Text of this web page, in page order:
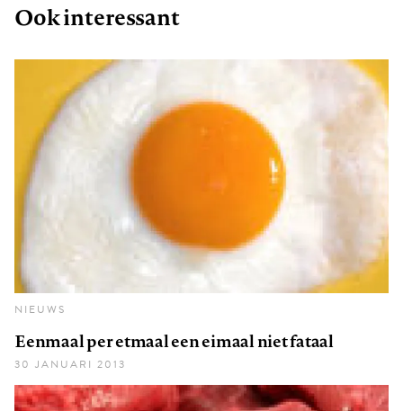
Ook interessant
NIEUWS
Eenmaal per etmaal een eimaal niet fataal
30 JANUARI 2013